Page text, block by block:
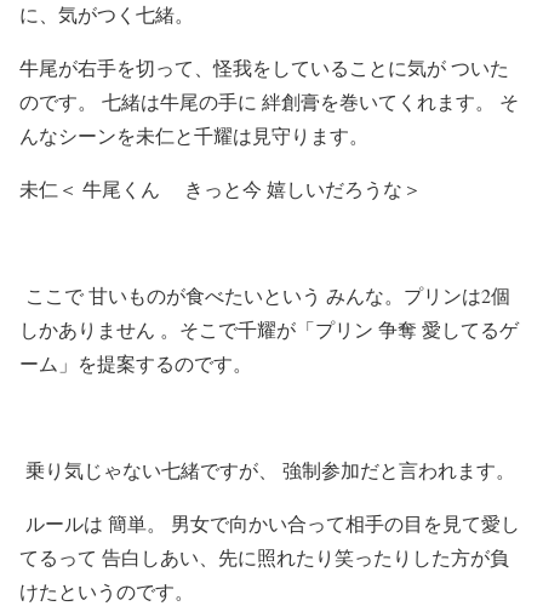
に、気がつく七緒。
牛尾が右手を切って、怪我をしていることに気が ついた
のです。 七緒は牛尾の手に 絆創膏を巻いてくれます。 そ
んなシーンを未仁と千耀は見守ります。
未仁＜ 牛尾くん きっと今 嬉しいだろうな＞
ここで 甘いものが食べたいという みんな。プリンは2個
しかありません 。そこで千耀が「プリン 争奪 愛してるゲ
ーム」を提案するのです。
乗り気じゃない七緒ですが、 強制参加だと言われます。
ルールは 簡単。 男女で向かい合って相手の目を見て愛し
てるって 告白しあい、先に照れたり笑ったりした方が負
けたというのです。